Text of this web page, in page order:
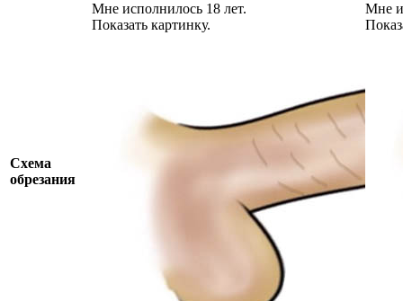
Схема
обрезания
Мне исполнилось 18 лет.
Показать картинку.
Мне